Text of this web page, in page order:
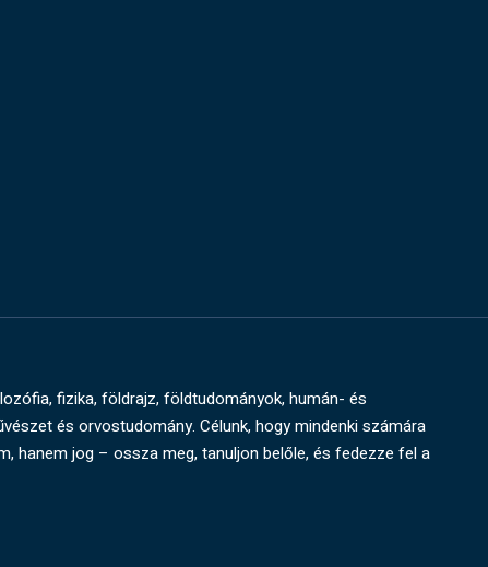
fizika, földrajz, földtudományok, humán- és
és orvostudomány. Célunk, hogy mindenki számára
hanem jog – ossza meg, tanuljon belőle, és fedezze fel a